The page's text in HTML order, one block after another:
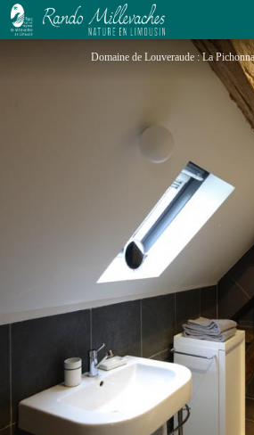
Domaine de Louveraude : La Pichonna
Domaine de Louveraude : La